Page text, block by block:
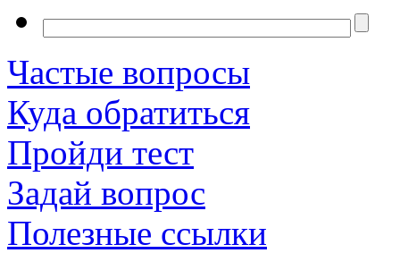
Частые вопросы
Куда обратиться
Пройди тест
Задай вопрос
Полезные ссылки